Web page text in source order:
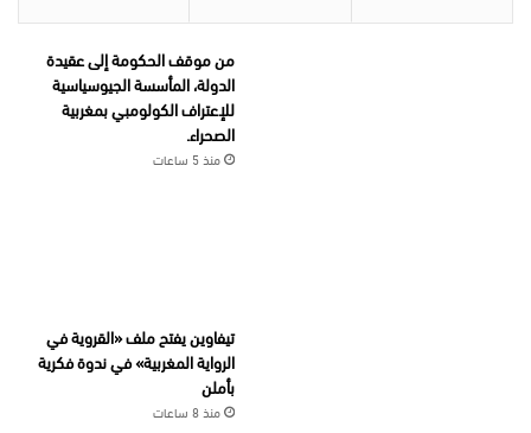
من موقف الحكومة إلى عقيدة
الدولة، المأسسة الجيوسياسية
للإعتراف الكولومبي بمغربية
الصحراء.
منذ 5 ساعات
تيفاوين يفتح ملف «القروية في
الرواية المغربية» في ندوة فكرية
بأملن
منذ 8 ساعات